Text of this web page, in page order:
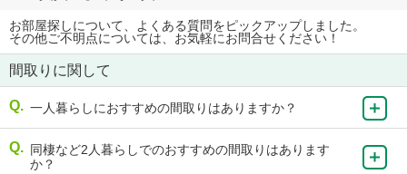
お部屋探しについて、よくある質問をピックアップしました。
その他ご不明点については、お気軽にお問合せください！
間取りに関して
一人暮らしにおすすめの間取りはありますか？
同棲など2人暮らしでのおすすめの間取りはあります
か？